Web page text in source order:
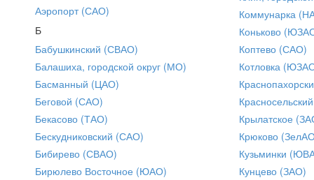
Аэропорт (САО)
Б
Бабушкинский (СВАО)
Балашиха, городской округ (МО)
Басманный (ЦАО)
Беговой (САО)
Бекасово (ТАО)
Бескудниковский (САО)
Бибирево (СВАО)
Бирюлево Восточное (ЮАО)
Коммунарка
Коньково
Коптево (САО)
Котловка
Крылатское
Крюково
Кузьминки
Кунцево (ЗАО)